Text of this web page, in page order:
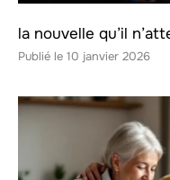
la nouvelle qu’il
10 janvier 2026